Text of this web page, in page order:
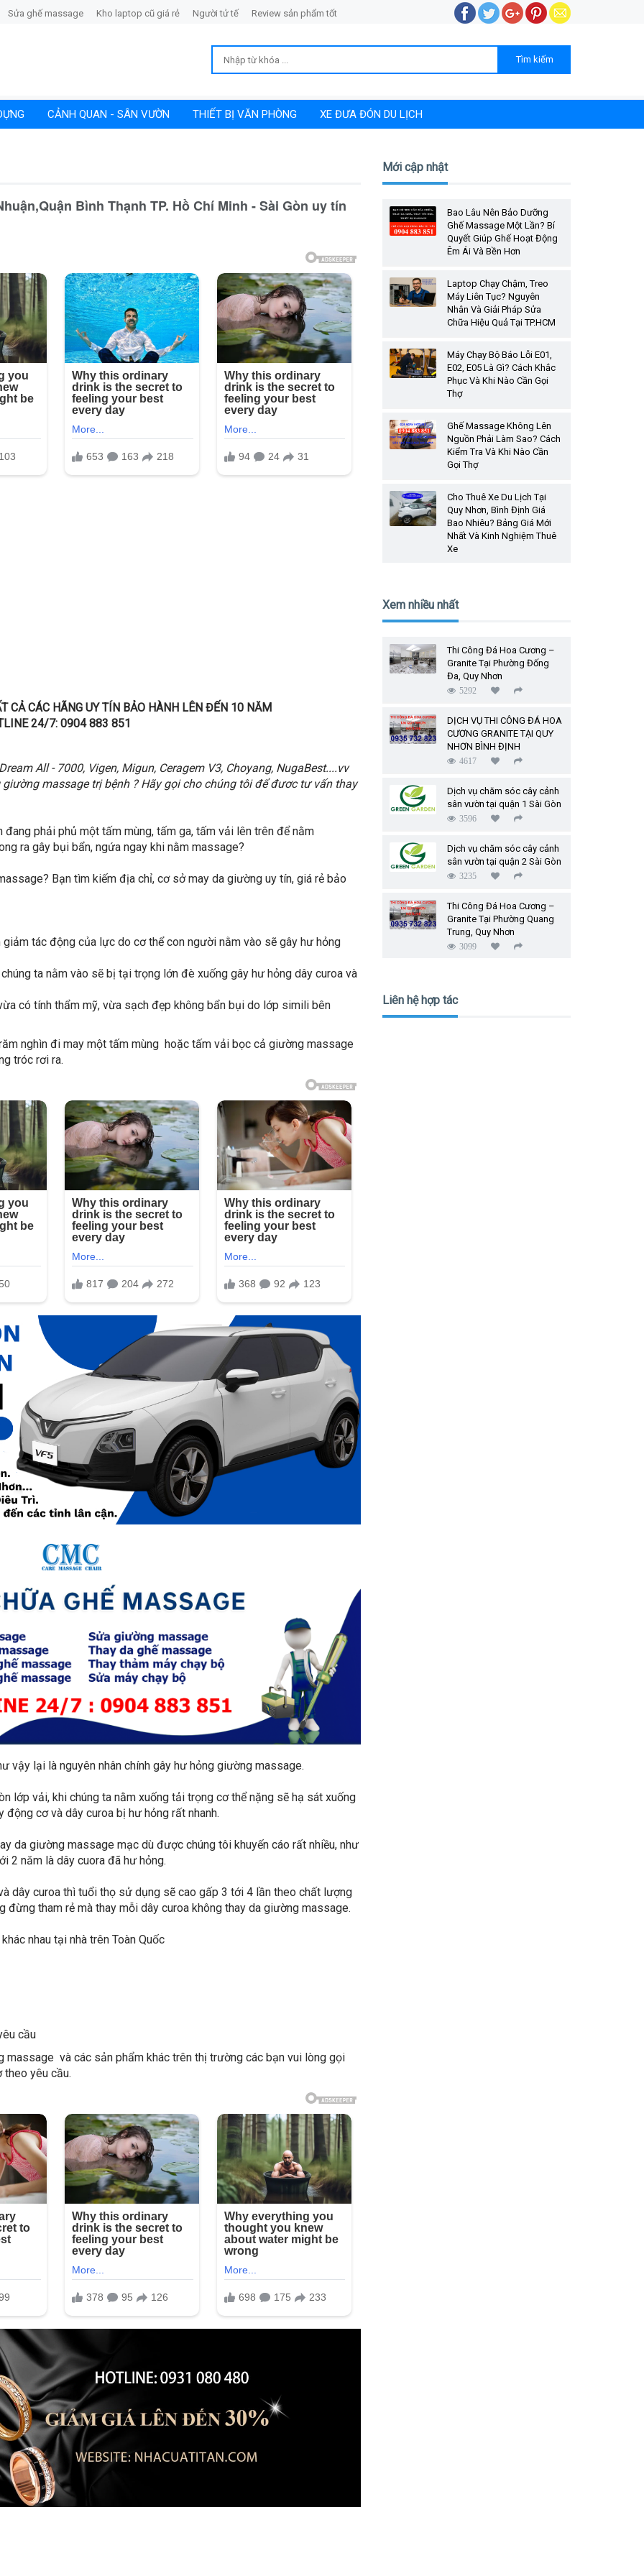
Sửa ghế massage Kho laptop cũ giá rẻ Người tử tế Review sản phẩm tốt
CẢNH QUAN - SÂN VƯỜN THIẾT BỊ VĂN PHÒNG XE ĐƯA ĐÓN DU LỊCH
Bình Thạnh TP. Hồ Chí Minh - Sài Gòn uy tín
CẢ CÁC HÃNG UY TÍN BẢO HÀNH LÊN ĐẾN 10 NĂM
24/7: 0904 883 851
All - 7000, Vigen, Migun, Ceragem V3, Choyang, NugaBest....vv
massage trị bệnh ? Hãy gọi cho chúng tôi để đươc tư vấn thay
phải phủ một tấm mùng, tấm ga, tấm vải lên trên để nằm
ra gây bụi bẩn, ngứa ngay khi nằm massage?
Bạn tìm kiếm địa chỉ, cơ sở may da giường uy tín, giá rẻ bảo
tác động của lực do cơ thể con người nằm vào sẽ gây hư hỏng
ta nằm vào sẽ bị tại trọng lớn đè xuống gây hư hỏng dây curoa và
có tính thẩm mỹ, vừa sạch đẹp không bẩn bụi do lớp simili bên
nghìn đi may một tấm mùng hoặc tấm vải bọc cả giường massage
tróc rơi ra.
vậy lại là nguyên nhân chính gây hư hỏng giường massage.
lớp vải, khi chúng ta nằm xuống tải trọng cơ thể nặng sẽ hạ sát xuống
cơ và dây curoa bị hư hỏng rất nhanh.
da giường massage mạc dù được chúng tôi khuyến cáo rất nhiều, như
2 năm là dây cuora đã hư hỏng.
dây curoa thì tuổi thọ sử dụng sẽ cao gấp 3 tới 4 lần theo chất lượng
đừng tham rẻ mà thay mỗi dây curoa không thay da giường massage.
nhau tại nhà trên Toàn Quốc
cầu
và các sản phẩm khác trên thị trường các bạn vui lòng gọi
yêu cầu.
Mới cập nhật
Bao Lâu Nên Bảo Dưỡng
Ghế Massage Một Lần? Bí
Quyết Giúp Ghế Hoạt Động
Êm Ái Và Bền Hơn
Laptop Chạy Chậm, Treo
Máy Liên Tục? Nguyên
Nhân Và Giải Pháp Sửa
Chữa Hiệu Quả Tại TP.HCM
Máy Chạy Bộ Báo Lỗi E01,
E02, E05 Là Gì? Cách Khắc
Phục Và Khi Nào Cần Gọi
Thợ
Ghế Massage Không Lên
Nguồn Phải Làm Sao? Cách
Kiểm Tra Và Khi Nào Cần
Gọi Thợ
Cho Thuê Xe Du Lịch Tại
Quy Nhơn, Bình Định Giá
Bao Nhiêu? Bảng Giá Mới
Nhất Và Kinh Nghiệm Thuê
Xe
Xem nhiều nhất
Thi Công Đá Hoa Cương –
Granite Tại Phường Đống
Đa, Quy Nhơn
5292
DỊCH VỤ THI CÔNG ĐÁ HOA
CƯƠNG GRANITE TẠI QUY
NHƠN BÌNH ĐỊNH
4617
Dịch vụ chăm sóc cây cảnh
sân vườn tại quận 1 Sài Gòn
3596
Dịch vụ chăm sóc cây cảnh
sân vườn tại quận 2 Sài Gòn
3235
Thi Công Đá Hoa Cương –
Granite Tại Phường Quang
Trung, Quy Nhơn
3099
Liên hệ hợp tác